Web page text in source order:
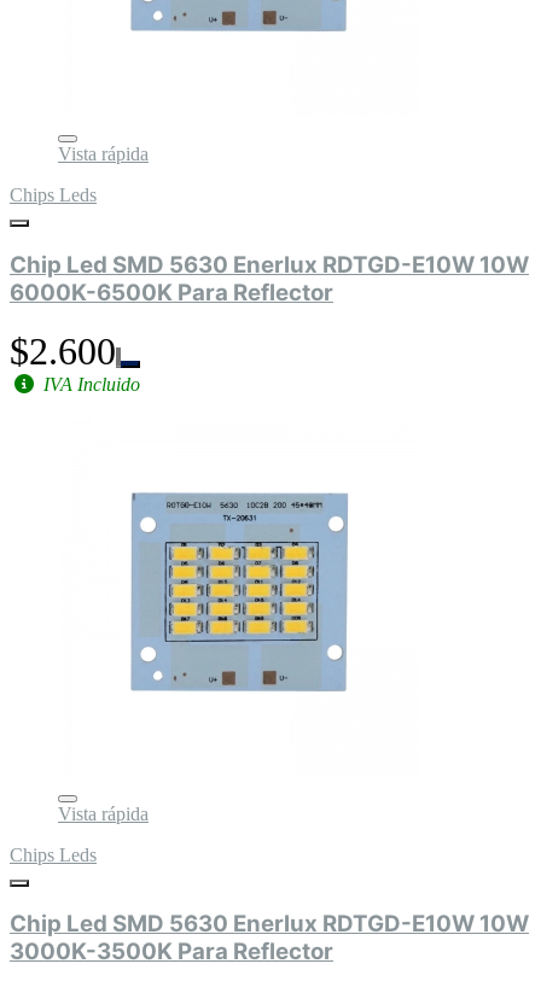
Vista rápida
Chips Leds
Chip Led SMD 5630 Enerlux RDTGD-E10W 10W
6000K-6500K Para Reflector
$2.600
IVA Incluido
Vista rápida
Chips Leds
Chip Led SMD 5630 Enerlux RDTGD-E10W 10W
3000K-3500K Para Reflector